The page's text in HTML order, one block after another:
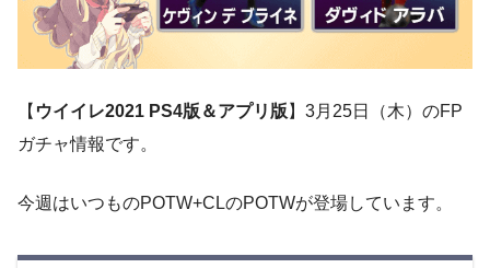
【 ウイイレ2021 PS4版＆アプリ版 】3月25日（木）のFP
ガチャ情報です。
今週はいつものPOTW+CLのPOTWが登場しています。